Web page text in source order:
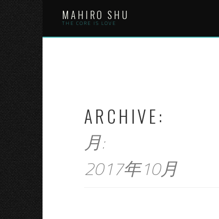
Skip
to
content
MAHIRO SHU
THE CORE IS LOVE
ARCHIVE:
月:
2017年10月